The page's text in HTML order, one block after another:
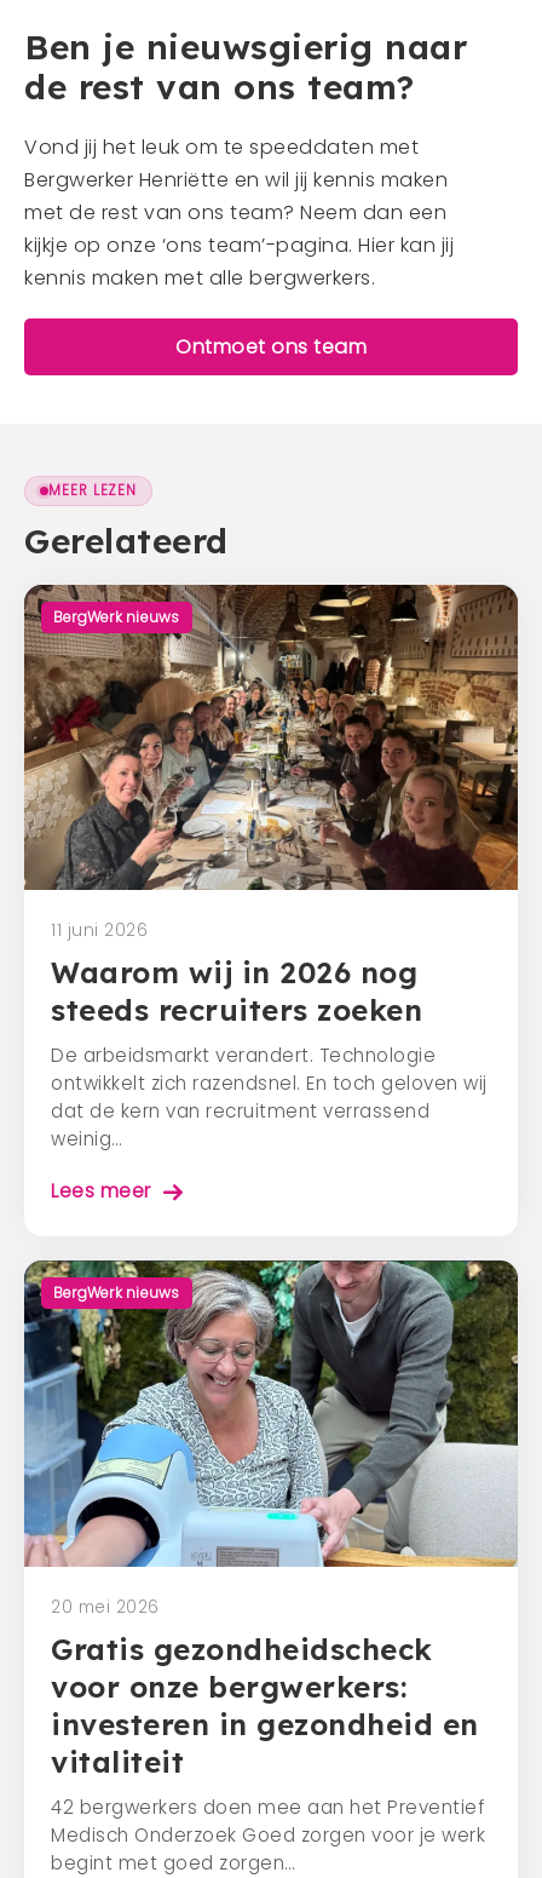
Ben je nieuwsgierig naar
de rest van ons team?
Vond jij het leuk om te speeddaten met
Bergwerker Henriëtte en wil jij kennis maken
met de rest van ons team? Neem dan een
kijkje op onze ‘ons team’-pagina. Hier kan jij
kennis maken met alle bergwerkers.
Ontmoet ons team
MEER LEZEN
Gerelateerd
BergWerk nieuws
11 juni 2026
Waarom wij in 2026 nog
steeds recruiters zoeken
De arbeidsmarkt verandert. Technologie
ontwikkelt zich razendsnel. En toch geloven wij
dat de kern van recruitment verrassend
weinig…
Lees meer
BergWerk nieuws
20 mei 2026
Gratis gezondheidscheck
voor onze bergwerkers:
investeren in gezondheid en
vitaliteit
42 bergwerkers doen mee aan het Preventief
Medisch Onderzoek Goed zorgen voor je werk
begint met goed zorgen…